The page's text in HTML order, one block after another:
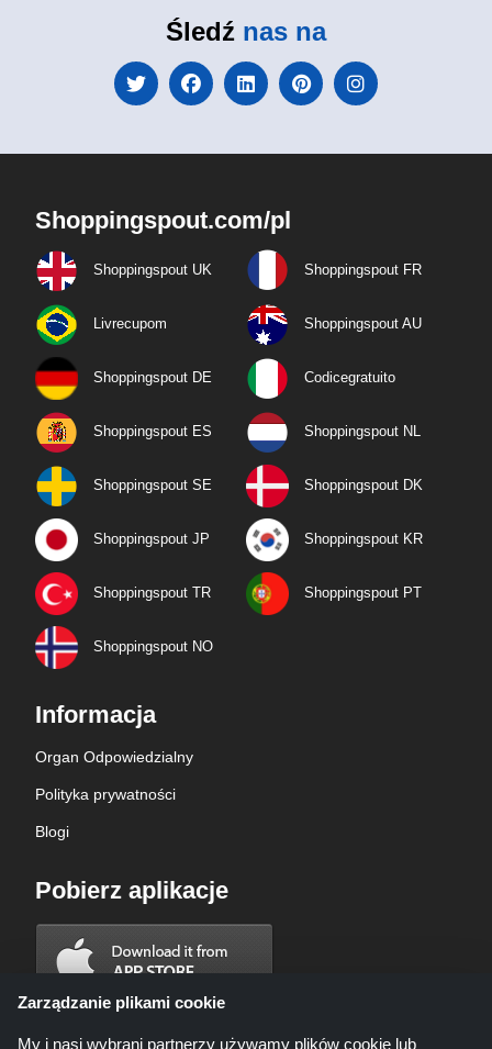
Śledź nas na
Shoppingspout.com/pl
Shoppingspout UK Shoppingspout FR
Livrecupom Shoppingspout AU
Shoppingspout DE Codicegratuito
Shoppingspout ES Shoppingspout NL
Shoppingspout SE Shoppingspout DK
Shoppingspout JP Shoppingspout KR
Shoppingspout TR Shoppingspout PT
Shoppingspout NO
Informacja
Organ Odpowiedzialny
Polityka prywatności
Blogi
Pobierz aplikacje
Zarządzanie plikami cookie
My i nasi wybrani partnerzy używamy plików cookie lub